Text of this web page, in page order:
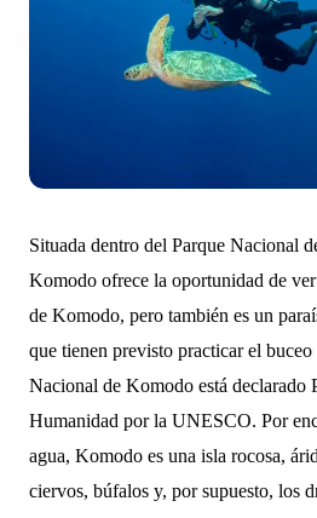
Situada dentro del Parque Nacional
Komodo ofrece la oportunidad de
de Komodo, pero también es un
que tienen previsto practicar el
Nacional de Komodo está declarado
Humanidad por la UNESCO. Por
agua, Komodo es una isla rocosa,
ciervos, búfalos y, por supuesto, los